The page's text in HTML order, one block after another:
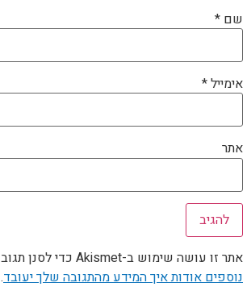
שם *
אימייל*
אתר
אתר זו עושה שימוש ב-Akismet כדי לסנן תגובות זבל.
נוספים אודות איך המידע מהתגובה שלך יעובד.